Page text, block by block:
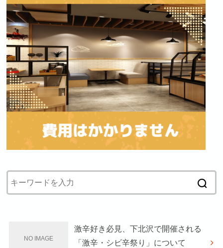
激辛好き必見、下北沢で開催される
「激辛・シビ辛祭り」について